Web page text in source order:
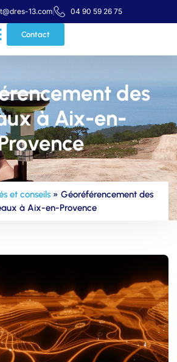
13.com 04 90 59 26 75
Contact
des
à Aix-en-
et conseils » Géoréférencement des
à Aix-en-Provence